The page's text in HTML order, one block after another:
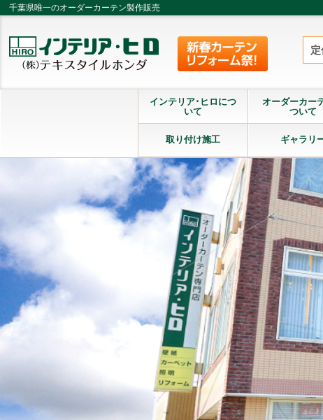
千葉県唯一のオーダーカーテン製作販売
インテリア･ヒロにつ
いて
オーダーカー
ついて
取り付け施工 ギャラリ